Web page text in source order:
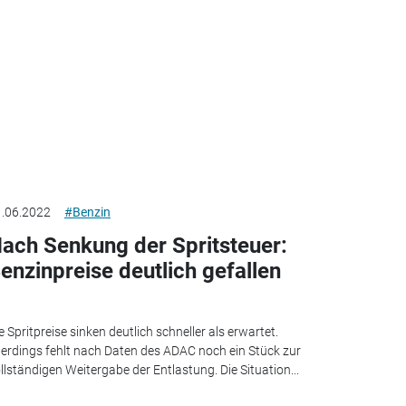
#Benzin
Senkung der Spritsteuer:
deutlich gefallen
Spritpreise sinken deutlich schneller als erwartet.
fehlt nach Daten des ADAC noch ein Stück zur
Weitergabe der Entlastung. Die Situation...